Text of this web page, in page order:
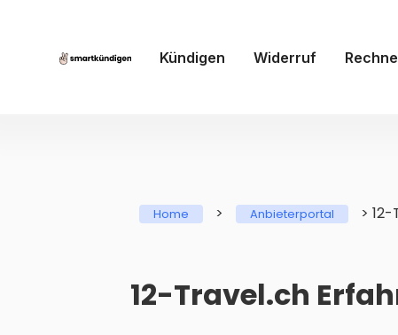
Kündigen Widerruf
Home > Anbieterportal >
12-Travel.ch